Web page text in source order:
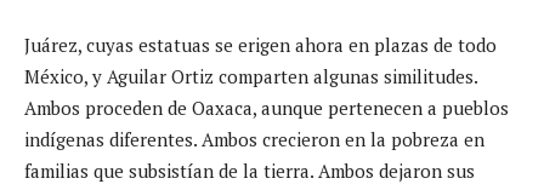
Juárez, cuyas estatuas se erigen ahora en plazas de todo
México, y Aguilar Ortiz comparten algunas similitudes.
Ambos proceden de Oaxaca, aunque pertenecen a pueblos
indígenas diferentes. Ambos crecieron en la pobreza en
familias que subsistían de la tierra. Ambos dejaron sus